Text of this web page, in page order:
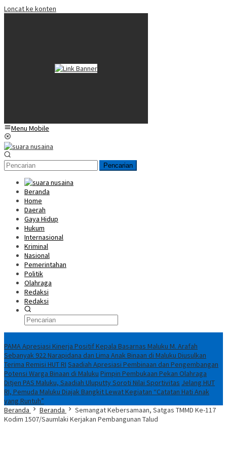
Loncat ke konten
Menu Mobile
Pencarian
Beranda
Home
Daerah
Gaya Hidup
Hukum
Internasional
Kriminal
Nasional
Pemerintahan
Politik
Olahraga
Redaksi
Redaksi
PAMA Apresiasi Kinerja Positif Kepala Basarnas Maluku M. Arafah
Sebanyak 922 Narapidana dan Lima Anak Binaan di Maluku Diusulkan
Terima Remisi HUT RI Saadiah Apresiasi Pembinaan dan Pengembangan
Potensi Warga Binaan di Maluku Pimpin Pembukaan Pekan Olahraga
Ditjen PAS Maluku, Saadiah Uluputty Soroti Nilai Sportivitas Jelang HUT
RI, Pemuda Maluku Diajak Bangkit Lewat Kegiatan “Catatan Hati Anak
yang Runtuh”
Beranda
Beranda
Semangat Kebersamaan, Satgas TMMD Ke-117
Kodim 1507/Saumlaki Kerjakan Pembangunan Talud